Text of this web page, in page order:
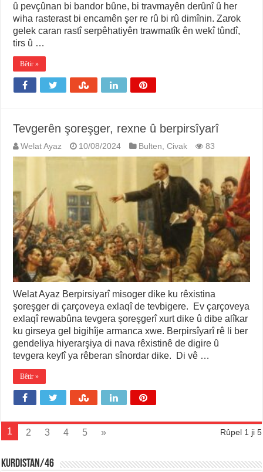
û pevçûnan bi bandor bûne, bi travmayên derûnî û her
wiha rasterast bi encamên şer re rû bi rû dimînin. Zarok
gelek caran rastî serpêhatiyên trawmatîk ên wekî tûndî,
tirs û …
Bêtir »
Tevgerên şoreşger, rexne û berpirsîyarî
Welat Ayaz 10/08/2024 Bulten ,Civak 83
Welat Ayaz Berpirsiyarî misoger dike ku rêxistina
şoreşger di çarçoveya exlaqî de tevbigere. Ev çarçoveya
exlaqî rewabûna tevgera şoreşgerî xurt dike û dibe alîkar
ku girseya gel bigihîje armanca xwe. Berpirsîyarî rê li ber
gendeliya hiyerarşiya di nava rêxistinê de digire û
tevgera keyfî ya rêberan sînordar dike. Di vê …
Bêtir »
Rûpel 1 ji 5
1 2 3 4 5 »
KURDISTAN/46